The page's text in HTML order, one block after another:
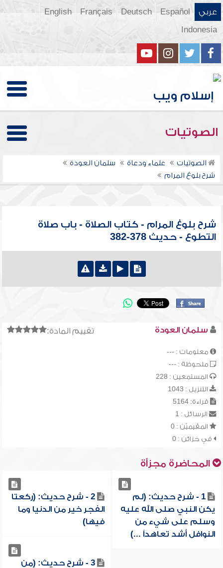
عربي Español
Deutsch
Français
English
Indonesia
الصوتيات
الصوتيات علماء ودعاة
سلمان العودة
شرح بلوغ المرام
شرح بلوغ المرام - كتاب الصلاة - باب صلاة
التطوع - حديث 378-382
تقييم المادة: سلمان العودة
معلومات : ---
ملحوظة : ---
المستمعين : 228
التنزيل : 1043
قراءة: 5164
الرسائل : 1
المقيميّن : 0
في خزائن : 0
المحاضرة مجزأة
1 - شرح حديث: (لم
يكن النبي صلى الله عليه
وسلم على شيء من
النوافل أشد تعاهداً ...)
2 - شرح حديث: (ركعتا
الفجر خير من الدنيا وما
فيها)
3 - شرح حديث: (من